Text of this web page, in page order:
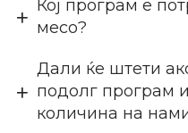
Кој програм е
месо?
Дали ќе штети
подолг програм
количина на